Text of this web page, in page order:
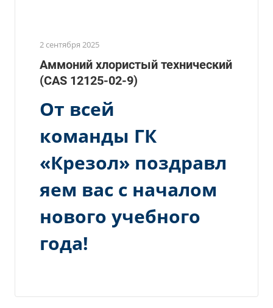
2 сентября 2025
Аммоний хлористый технический
(CAS 12125-02-9)
От всей
команды ГК
«Крезол» поздравл
яем вас с началом
нового учебного
года!